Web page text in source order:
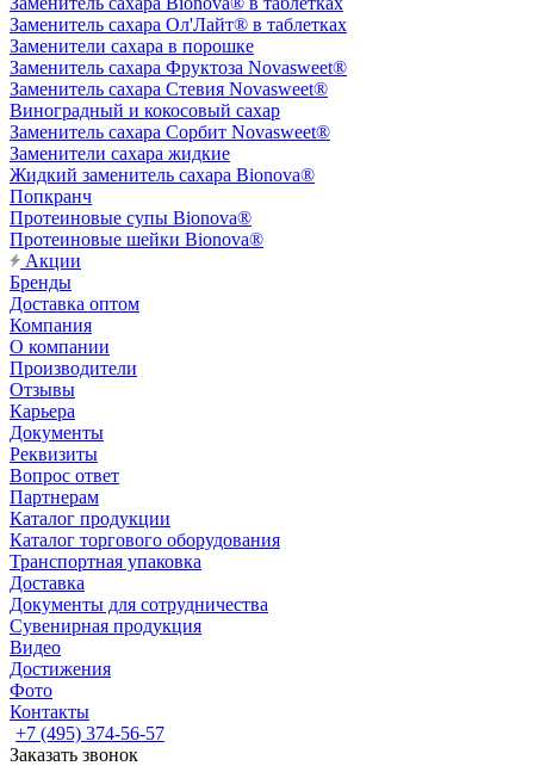
Заменитель сахара Ол'Лайт® в таблетках
Заменители сахара в порошке
Заменитель сахара Фруктоза Novasweet®
Заменитель сахара Стевия Novasweet®
Виноградный и кокосовый сахар
Заменитель сахара Сорбит Novasweet®
Заменители сахара жидкие
Жидкий заменитель сахара Bionova®
Попкранч
Протеиновые супы Bionova®
Протеиновые шейки Bionova®
Акции
Бренды
Доставка оптом
Компания
О компании
Производители
Отзывы
Карьера
Документы
Реквизиты
Вопрос ответ
Партнерам
Каталог продукции
Каталог торгового оборудования
Транспортная упаковка
Доставка
Документы для сотрудничества
Сувенирная продукция
Видео
Достижения
Фото
Контакты
+7 (495) 374-56-57
Заказать звонок